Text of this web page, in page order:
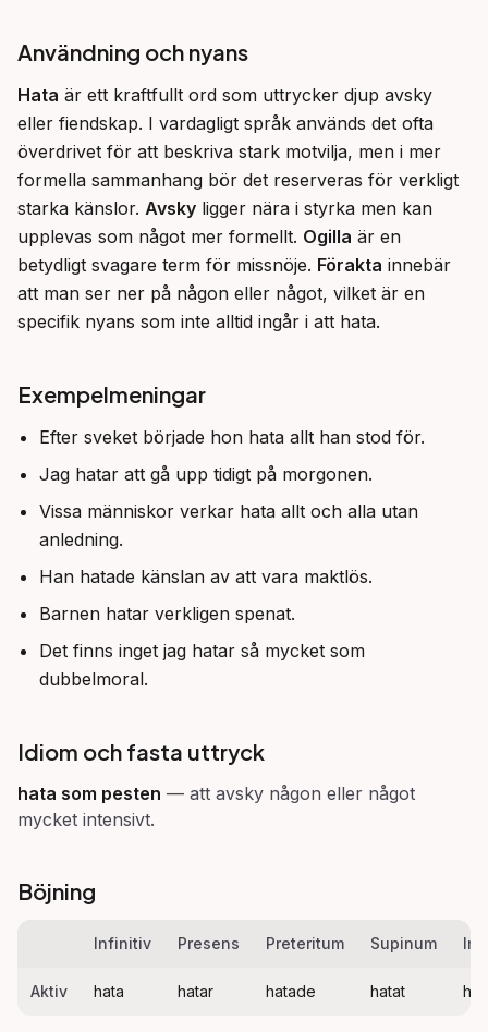
Användning och nyans
Hata är ett kraftfullt ord som uttrycker djup avsky
eller fiendskap. I vardagligt språk används det ofta
överdrivet för att beskriva stark motvilja, men i mer
formella sammanhang bör det reserveras för verkligt
starka känslor. Avsky ligger nära i styrka men kan
upplevas som något mer formellt. Ogilla är en
betydligt svagare term för missnöje. Förakta innebär
att man ser ner på någon eller något, vilket är en
specifik nyans som inte alltid ingår i att hata.
Exempelmeningar
Efter sveket började hon hata allt han stod för.
Jag hatar att gå upp tidigt på morgonen.
Vissa människor verkar hata allt och alla utan
anledning.
Han hatade känslan av att vara maktlös.
Barnen hatar verkligen spenat.
Det finns inget jag hatar så mycket som
dubbelmoral.
Idiom och fasta uttryck
hata som pesten — att avsky någon eller något
mycket intensivt.
Böjning
Infinitiv Presens Preteritum Supinum
Aktiv hata hatar hatade hatat